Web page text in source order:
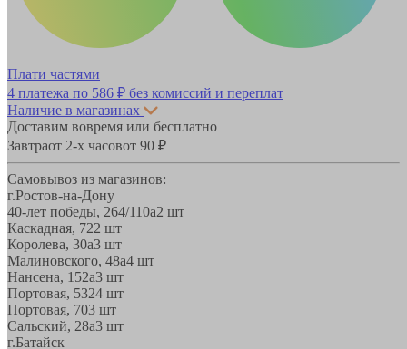
Плати частями
4 платежа по 586 ₽ без комиссий и переплат
Наличие в магазинах
Доставим вовремя или бесплатно
Завтраот 2-х часовот 90 ₽
Самовывоз из магазинов:
г.Ростов-на-Дону
40-лет победы, 264/110а2 шт
Каскадная, 722 шт
Королева, 30а3 шт
Малиновского, 48а4 шт
Нансена, 152а3 шт
Портовая, 5324 шт
Портовая, 703 шт
Сальский, 28a3 шт
г.Батайск